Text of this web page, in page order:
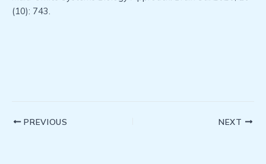
(10): 743.
PostPREVIOUS NEXT